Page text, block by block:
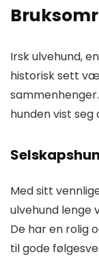
Irsk ulvehund,
historisk sett
hunden vist seg
Med sitt
ulvehund lenge
De har en rolig
til gode